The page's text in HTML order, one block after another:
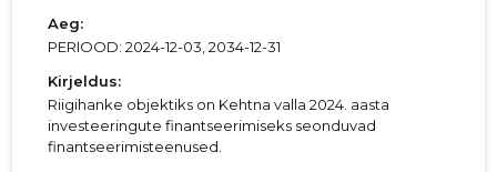
Aeg:
PERIOOD: 2024-12-03, 2034-12-31
Kirjeldus:
Riigihanke objektiks on Kehtna valla 2024. aasta
investeeringute finantseerimiseks seonduvad
finantseerimisteenused.